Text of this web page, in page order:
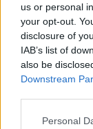
us or personal
your opt-out.
disclosure of
IAB’s list of
also be
Downstream
Personal